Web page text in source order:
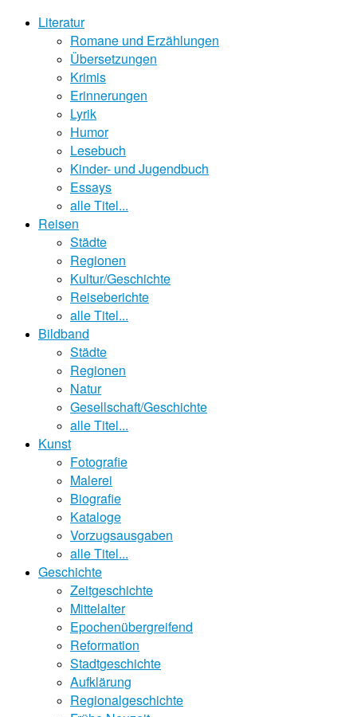
Literatur
Romane und Erzählungen
Übersetzungen
Krimis
Erinnerungen
Lyrik
Humor
Lesebuch
Kinder- und Jugendbuch
Essays
alle Titel...
Reisen
Städte
Regionen
Kultur/Geschichte
Reiseberichte
alle Titel...
Bildband
Städte
Regionen
Natur
Gesellschaft/Geschichte
alle Titel...
Kunst
Fotografie
Malerei
Biografie
Kataloge
Vorzugsausgaben
alle Titel...
Geschichte
Zeitgeschichte
Mittelalter
Epochenübergreifend
Reformation
Stadtgeschichte
Aufklärung
Regionalgeschichte